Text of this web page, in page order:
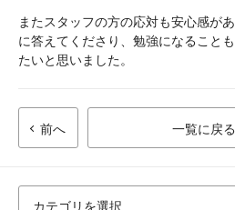
またスタッフの方の応対も安心感が
に答えてくださり、勉強になること
たいと思いました。
前へ 一覧に戻る